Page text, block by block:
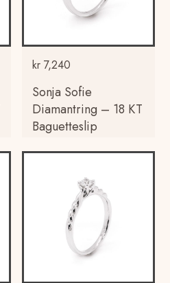
kr 7,240
Sonja Sofie
Diamantring – 18 KT
Baguetteslip